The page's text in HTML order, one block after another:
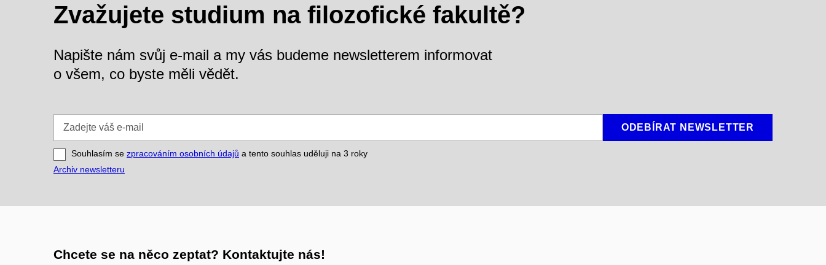
Zvažujete studium na filozofické fakultě?
Napište nám svůj e-mail a my vás budeme newsletterem informovat
o všem, co byste měli vědět.
e-
mail
ODEBÍRAT NEWSLETTER
Souhlasím se zpracováním osobních údajů a tento souhlas uděluji na 3 roky
Archiv newsletteru
Chcete se na něco zeptat? Kontaktujte nás!